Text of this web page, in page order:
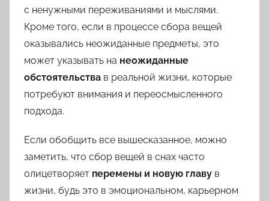
с ненужными переживаниями и мыслями.
Кроме того, если в процессе сбора вещей
оказывались неожиданные предметы, это
может указывать на неожиданные
обстоятельства в реальной жизни, которые
потребуют внимания и переосмысленного
подхода.
Если обобщить все вышесказанное, можно
заметить, что сбор вещей в снах часто
олицетворяет перемены и новую главу в
жизни, будь это в эмоциональном, карьерном